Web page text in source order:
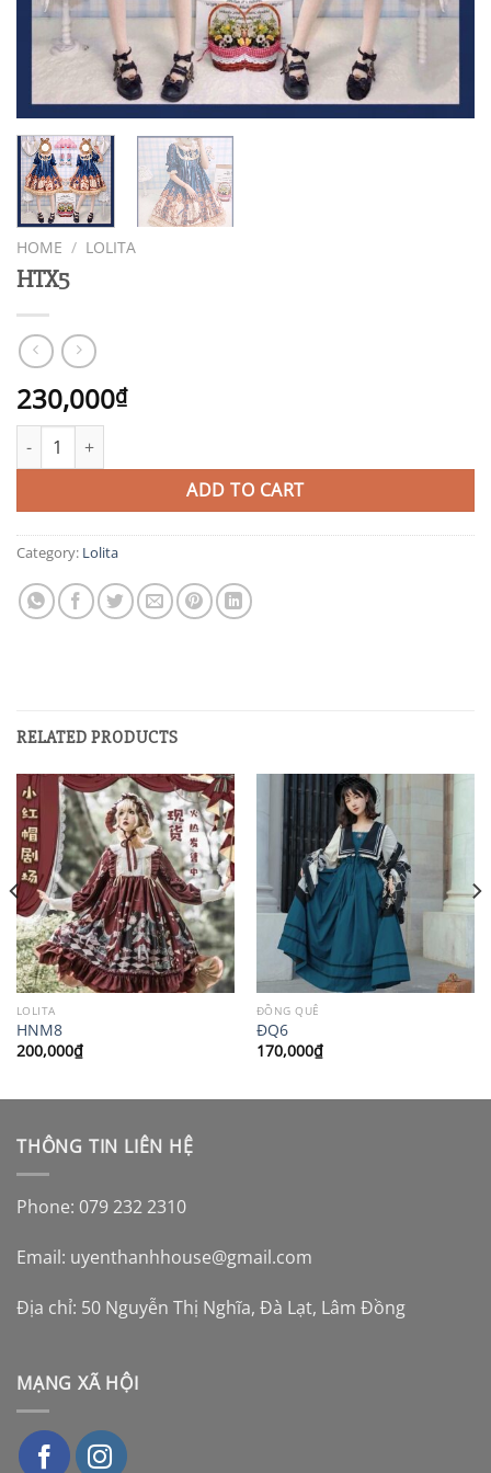
HOME / LOLITA
HTX5
230,000₫
HTX5 quantity
ADD TO CART
Category: Lolita
RELATED PRODUCTS
LOLITA
HNM8
200,000₫
ĐỒNG QUÊ
ĐQ6
170,000₫
THÔNG TIN LIÊN HỆ
Phone: 079 232 2310
Email: uyenthanhhouse@gmail.com
Địa chỉ: 50 Nguyễn Thị Nghĩa, Đà Lạt, Lâm Đồng
MẠNG XÃ HỘI